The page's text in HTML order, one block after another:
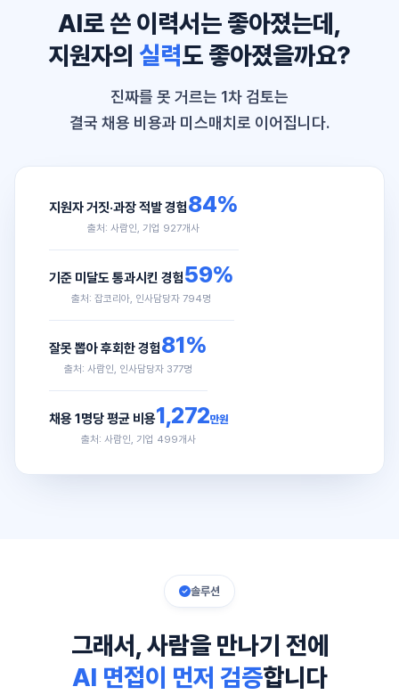
AI로 쓴 이력서는 좋아졌는데,
지원자의 실력도 좋아졌을까요?
진짜를 못 거르는 1차 검토는
결국 채용 비용과 미스매치로 이어집니다.
지원자 거짓·과장 적발 경험84%
출처: 사람인, 기업 927개사
기준 미달도 통과시킨 경험59%
출처: 잡코리아, 인사담당자 794명
잘못 뽑아 후회한 경험81%
출처: 사람인, 인사담당자 377명
채용 1명당 평균 비용1,272만원
출처: 사람인, 기업 499개사
솔루션
그래서, 사람을 만나기 전에
AI 면접이 먼저 검증합니다